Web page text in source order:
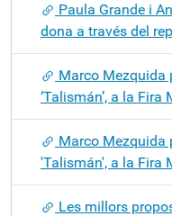
Paula Grande i
dona a través del
Marco Mezquida
‘Talismán’, a la
Marco Mezquida
'Talismán', a la Fira
Les millors